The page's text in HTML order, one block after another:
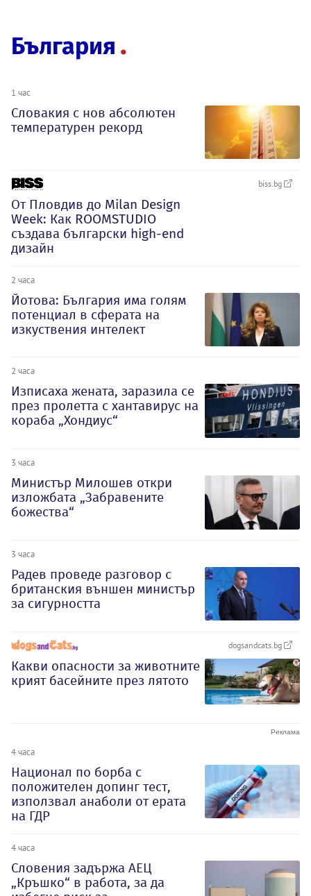
България
1 час
Словакия с нов абсолютен
температурен рекорд
biss.bg
От Пловдив до Milan Design
Week: Как ROOMSTUDIO
създава български high-end
дизайн
2 часа
Йотова: България има голям
потенциал в сферата на
изкуствения интелект
2 часа
Изписаха жената, заразила се
през пролетта с хантавирус на
кораба „Хондиус“
3 часа
Министър Милошев откри
изложбата „Забравените
божества“
3 часа
Радев проведе разговор с
британския външен министър
за сигурността
dogsandcats.bg
Какви опасности за животните
крият басейните през лятото
4 часа
Национал по борба с
положителен допинг тест,
използвал анаболи от ерата
на ГДР
4 часа
Словения задържа АЕЦ
„Кръшко“ в работа, за да